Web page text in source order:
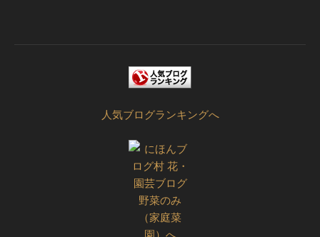
人気ブログランキングへ